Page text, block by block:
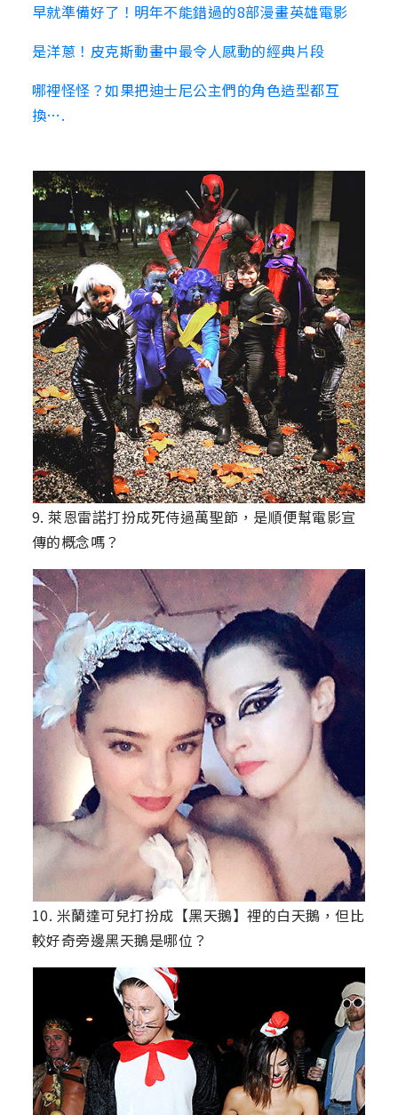
早就準備好了！明年不能錯過的8部漫畫英雄電影
是洋蔥！皮克斯動畫中最令人感動的經典片段
哪裡怪怪？如果把迪士尼公主們的角色造型都互
換….
9. 萊恩雷諾打扮成死侍過萬聖節，是順便幫電影宣
傳的概念嗎？
10. 米蘭達可兒打扮成【黑天鵝】裡的白天鵝，但比
較好奇旁邊黑天鵝是哪位？